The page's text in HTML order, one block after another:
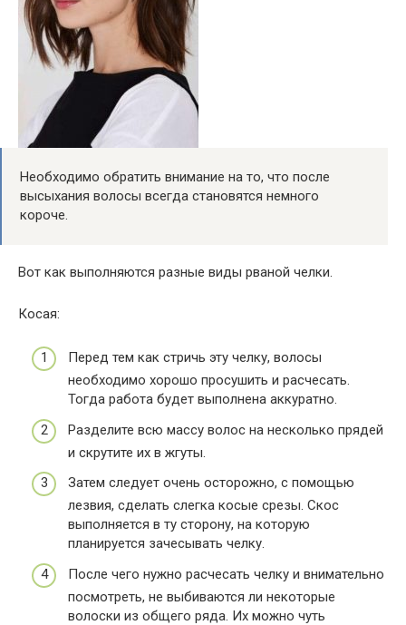
Необходимо обратить внимание на то, что после
высыхания волосы всегда становятся немного
короче.
Вот как выполняются разные виды рваной челки.
Косая:
Перед тем как стричь эту челку, волосы
необходимо хорошо просушить и расчесать.
Тогда работа будет выполнена аккуратно.
Разделите всю массу волос на несколько прядей
и скрутите их в жгуты.
Затем следует очень осторожно, с помощью
лезвия, сделать слегка косые срезы. Скос
выполняется в ту сторону, на которую
планируется зачесывать челку.
После чего нужно расчесать челку и внимательно
посмотреть, не выбиваются ли некоторые
волоски из общего ряда. Их можно чуть